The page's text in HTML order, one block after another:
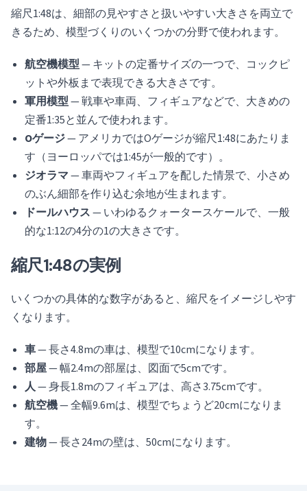
縮尺1:48は、細部の見やすさと扱いやすい大きさを両立で
きるため、模型づくりのいくつかの分野で使われます。
航空機模型— キットの定番サイズの一つで、コックピ
ットや外板まで表現できる大きさです。
軍用模型— 戦車や車両、フィギュアなどで、大きめの
定番1:35と並んで使われます。
Oゲージ— アメリカではOゲージが縮尺1:48にあたりま
す（ヨーロッパでは1:45が一般的です）。
ジオラマ— 車両やフィギュアを配した情景で、小さめ
のぶん細部を作り込む余地が生まれます。
ドールハウス— いわゆるクォータースケールで、一般
的な1:12の4分の1の大きさです。
縮尺1:48の実例
いくつかの具体的な数字があると、縮尺をイメージしやす
くなります。
車— 長さ4.8mの車は、模型で10cmになります。
部屋— 幅2.4mの部屋は、図面で5cmです。
人— 身長1.8mのフィギュアは、高さ3.75cmです。
航空機— 全幅9.6mは、模型でちょうど20cmになりま
す。
建物— 長さ24mの壁は、50cmになります。